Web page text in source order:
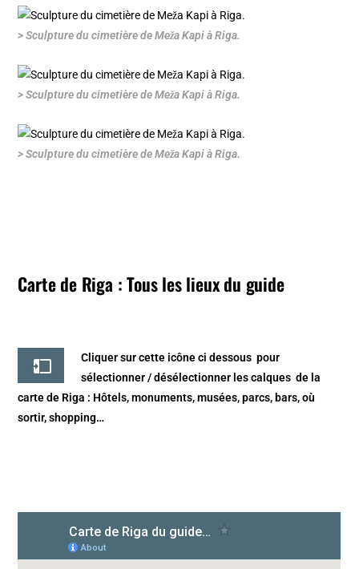
> Sculpture du cimetière de Meža Kapi à Riga.
> Sculpture du cimetière de Meža Kapi à Riga.
> Sculpture du cimetière de Meža Kapi à Riga.
Carte de Riga : Tous les lieux du guide
Cliquer sur cette icône ci dessous pour
sélectionner / désélectionner les calques de la
carte de Riga : Hôtels, monuments, musées, parcs, bars, où
sortir, shopping…